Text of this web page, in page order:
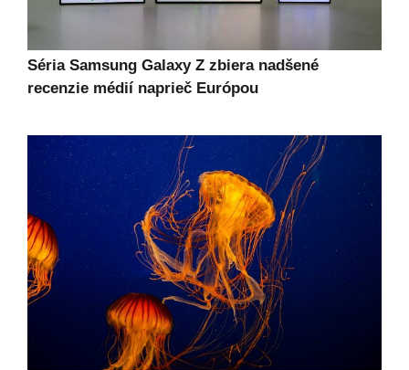
Séria Samsung Galaxy Z zbiera nadšené
recenzie médií naprieč Európou